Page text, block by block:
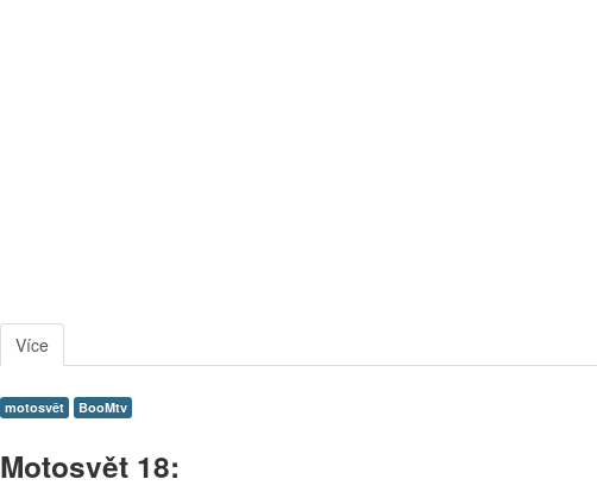
Více
motosvět BooMtv
Motosvět 18: